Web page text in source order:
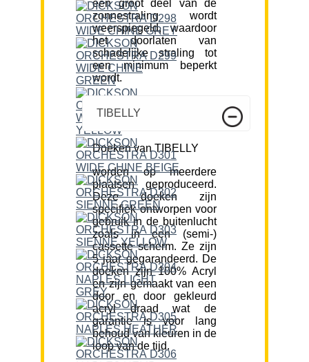
een groot deel van de
zonnestraling wordt
weerspiegeld, waardoor
het doorlaten van
schadelijke straling tot
een minimum beperkt
wordt.
TIBELLY
Doeken van TIBELLY
worden op meerdere
plaatsen geproduceerd.
Deze doeken zijn
specifiek ontworpen voor
gebruik in de buitenlucht
zoals in een (semi-)
cassette scherm. Ze zijn
5 jaar gegarandeerd. De
doeken zijn 100% Acryl
en zijn gemaakt van een
door en door gekleurd
acryl draad wat de
garantie is voor lang
behoud van kleuren in de
loop van de tijd.